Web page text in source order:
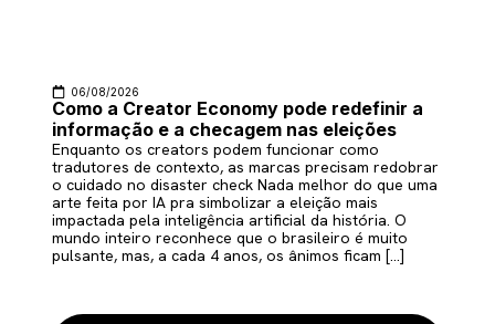
06/08/2026
Como a Creator Economy pode redefinir a
informação e a checagem nas eleições
Enquanto os creators podem funcionar como
tradutores de contexto, as marcas precisam redobrar
o cuidado no disaster check Nada melhor do que uma
arte feita por IA pra simbolizar a eleição mais
impactada pela inteligência artificial da história. O
mundo inteiro reconhece que o brasileiro é muito
pulsante, mas, a cada 4 anos, os ânimos ficam […]